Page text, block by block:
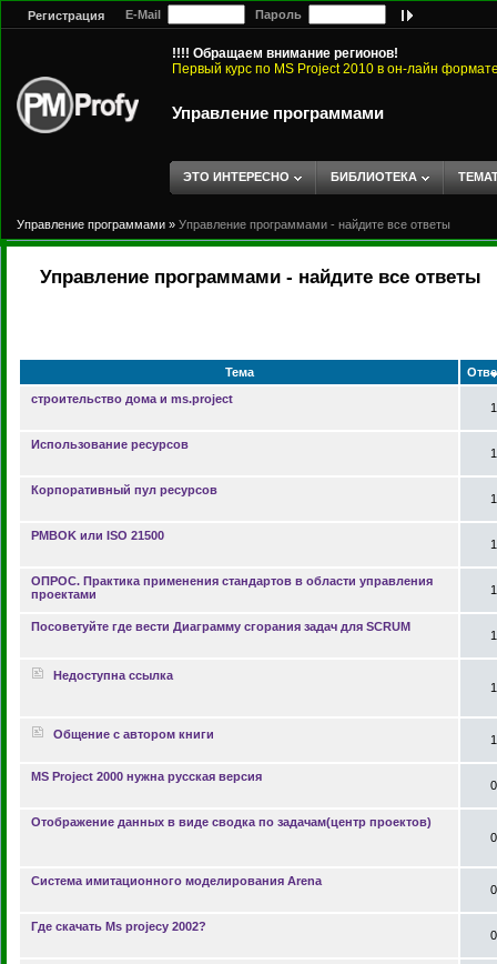
Регистрация E-Mail Пароль
!!!! Обращаем внимание регионов!
Первый курс по MS Project 2010 в он-лайн
Управление программами
ЭТО ИНТЕРЕСНО БИБЛИОТЕКА
Управление программами » Управление программами - найдите все ответы
Управление программами - найдите все ответы
Тема
строительство дома и ms.project
1
Использование ресурсов
1
Корпоративный пул ресурсов
1
PMBOK или ISO 21500
1
ОПРОС. Практика применения стандартов в области управления
проектами
1
Посоветуйте где вести Диаграмму сгорания задач для SCRUM
1
Недоступна ссылка
1
Общение с автором книги 1
MS Project 2000 нужна русская версия
0
Отображение данных в виде сводка по задачам(центр проектов)
0
Система имитационного моделирования Arena
0
Где скачать Ms projecy 2002?
0